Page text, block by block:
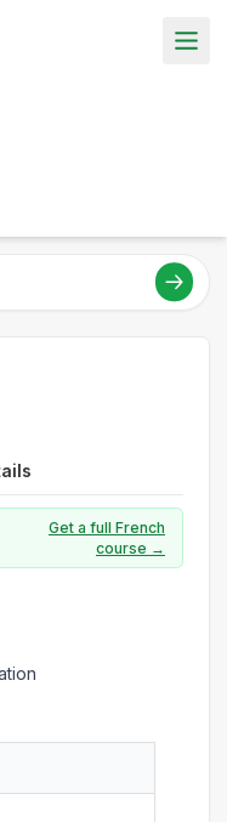
Get a full French
course →